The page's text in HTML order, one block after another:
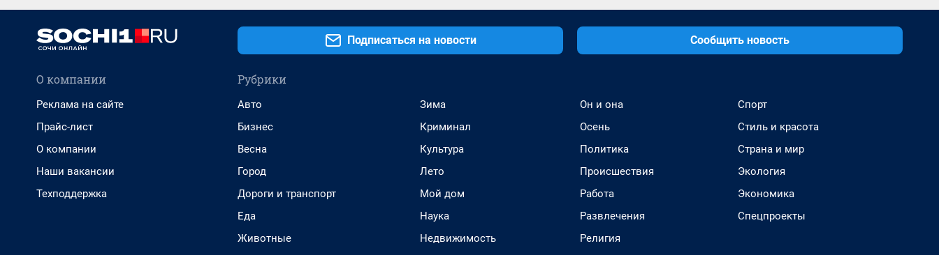
Подписаться на новости Сообщить новость
О компании
Реклама на сайте
Прайс-лист
О компании
Наши вакансии
Техподдержка
Рубрики
Авто
Бизнес
Весна
Город
Дороги и транспорт
Еда
Животные
Зима
Криминал
Культура
Лето
Мой дом
Наука
Недвижимость
Он и она
Осень
Политика
Происшествия
Работа
Развлечения
Религия
Спорт
Стиль и красота
Страна и мир
Экология
Экономика
Спецпроекты